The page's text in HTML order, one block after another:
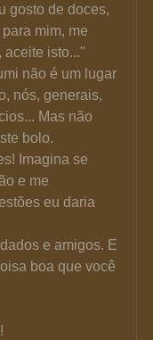
gosto de doces,
mim, me
aceite isto..."
não é um lugar
nós, generais,
Mas não
bolo.
Imagina se
e me
eu daria
e amigos. E
boa que você